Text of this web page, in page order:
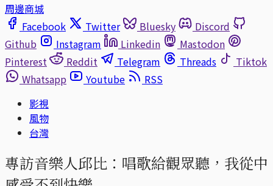
周邊商城
Facebook
Twitter Bluesky
Discord
Github
Instagram Linkedin
Mastodon
Pinterest
Reddit Telegram Threads
Tiktok
Whatsapp
Youtube
RSS
影視
風物
台灣
專訪音樂人邱比：唱歌給觀眾聽，我從中